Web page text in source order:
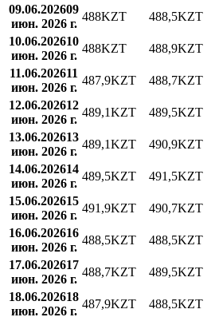
09.06.202609
июн. 2026 г.
488KZT 488,5KZT
10.06.202610
июн. 2026 г.
488KZT 488,9KZT
11.06.202611
июн. 2026 г.
487,9KZT 488,7KZT
12.06.202612
июн. 2026 г.
489,1KZT 489,5KZT
13.06.202613
июн. 2026 г.
489,1KZT 490,9KZT
14.06.202614
июн. 2026 г.
489,5KZT 491,5KZT
15.06.202615
июн. 2026 г.
491,9KZT 490,7KZT
16.06.202616
июн. 2026 г.
488,5KZT 488,5KZT
17.06.202617
июн. 2026 г.
488,7KZT 489,5KZT
18.06.202618
июн. 2026 г.
487,9KZT 488,5KZT